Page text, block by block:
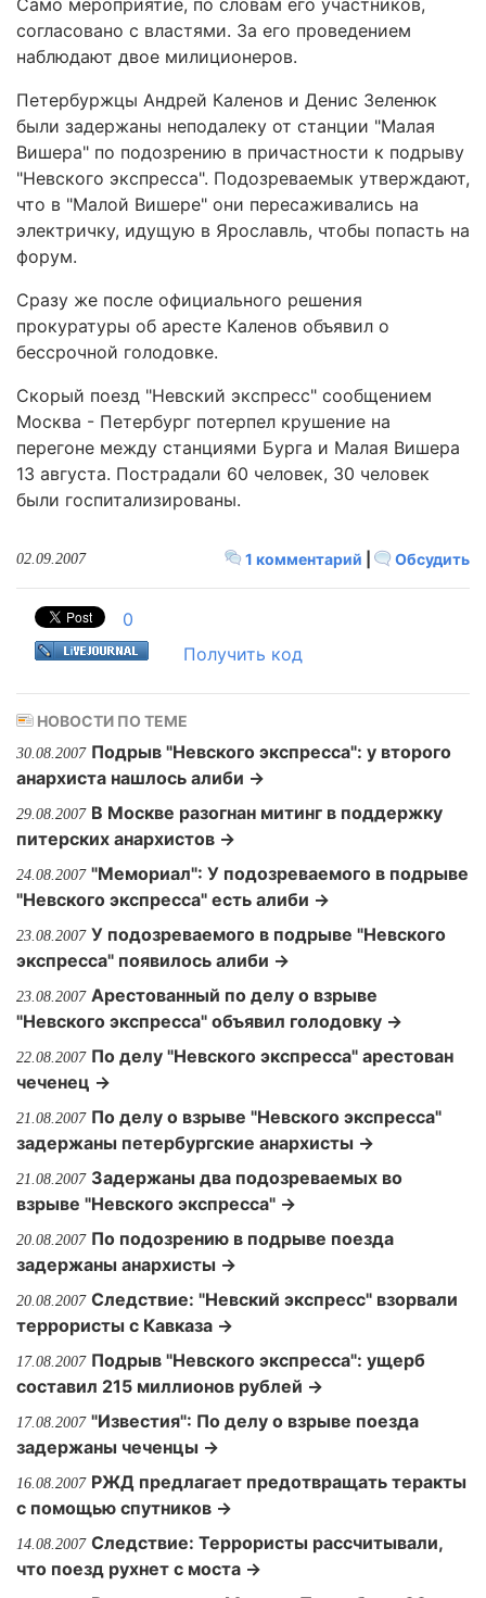
Само мероприятие, по словам его участников,
согласовано с властями. За его проведением
наблюдают двое милиционеров.
Петербуржцы Андрей Каленов и Денис Зеленюк
были задержаны неподалеку от станции "Малая
Вишера" по подозрению в причастности к подрыву
"Невского экспресса". Подозреваемык утверждают,
что в "Малой Вишере" они пересаживались на
электричку, идущую в Ярославль, чтобы попасть на
форум.
Сразу же после официального решения
прокуратуры об аресте Каленов объявил о
бессрочной голодовке.
Скорый поезд "Невский экспресс" сообщением
Москва - Петербург потерпел крушение на
перегоне между станциями Бурга и Малая Вишера
13 августа. Пострадали 60 человек, 30 человек
были госпитализированы.
1 комментарий Обсудить
02.09.2007
0
Получить код
НОВОСТИ ПО ТЕМЕ
30.08.2007 Подрыв "Невского экспресса": у второго
анархиста нашлось алиби →
29.08.2007 В Москве разогнан митинг в поддержку
питерских анархистов →
24.08.2007 "Мемориал": У подозреваемого в подрыве
"Невского экспресса" есть алиби →
23.08.2007 У подозреваемого в подрыве "Невского
экспресса" появилось алиби →
23.08.2007 Арестованный по делу о взрыве
"Невского экспресса" объявил голодовку →
22.08.2007 По делу "Невского экспресса" арестован
чеченец →
21.08.2007 По делу о взрыве "Невского экспресса"
задержаны петербургские анархисты →
21.08.2007 Задержаны два подозреваемых во
взрыве "Невского экспресса" →
20.08.2007 По подозрению в подрыве поезда
задержаны анархисты →
20.08.2007 Следствие: "Невский экспресс" взорвали
террористы с Кавказа →
17.08.2007 Подрыв "Невского экспресса": ущерб
составил 215 миллионов рублей →
17.08.2007 "Известия": По делу о взрыве поезда
задержаны чеченцы →
16.08.2007 РЖД предлагает предотвращать теракты
с помощью спутников →
14.08.2007 Следствие: Террористы рассчитывали,
что поезд рухнет с моста →